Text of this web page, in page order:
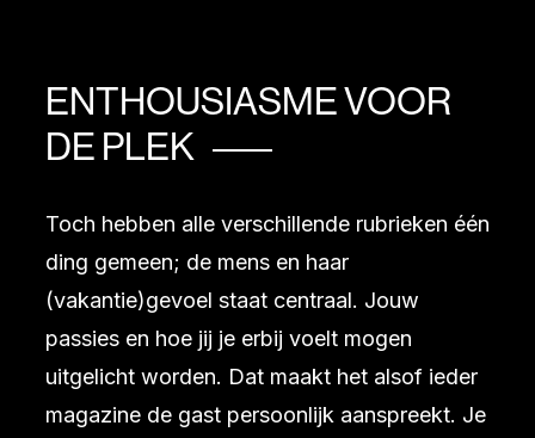
ENTHOUSIASME VOOR
DE PLEK
Toch hebben alle verschillende rubrieken één
ding gemeen; de mens en haar
(vakantie)gevoel staat centraal. Jouw
passies en hoe jij je erbij voelt mogen
uitgelicht worden. Dat maakt het alsof ieder
magazine de gast persoonlijk aanspreekt. Je